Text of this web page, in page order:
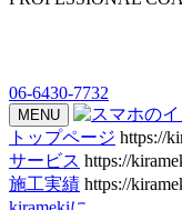
06-6430-7732
MENU
トップページ https://
サービス https://
施工実績 https://